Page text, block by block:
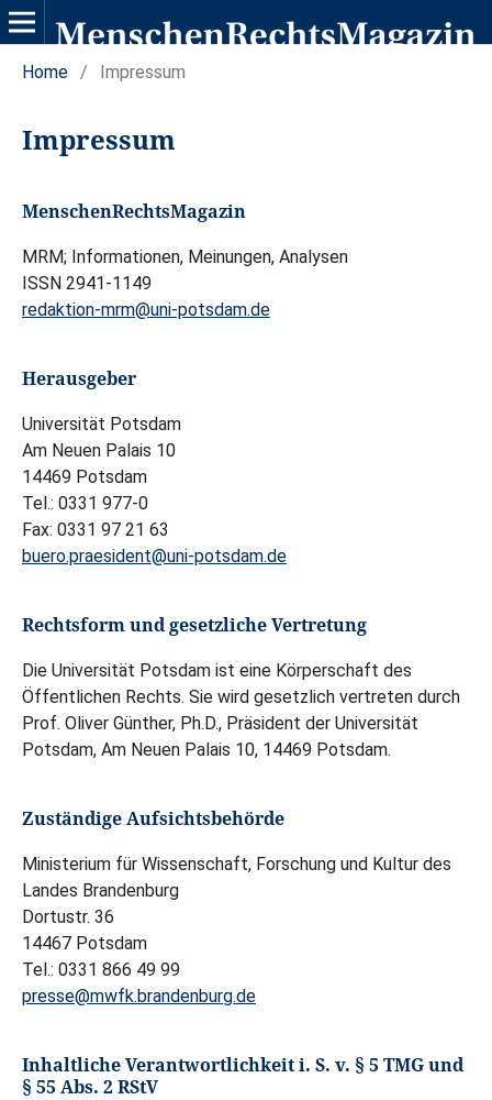
Home / Impressum
Impressum
MenschenRechtsMagazin
MRM; Informationen, Meinungen, Analysen
ISSN 2941-1149
redaktion-mrm@uni-potsdam.de
Herausgeber
Universität Potsdam
Am Neuen Palais 10
14469 Potsdam
Tel.: 0331 977-0
Fax: 0331 97 21 63
buero.praesident@uni-potsdam.de
Rechtsform und gesetzliche Vertretung
Die Universität Potsdam ist eine Körperschaft des
Öffentlichen Rechts. Sie wird gesetzlich vertreten durch
Prof. Oliver Günther, Ph.D., Präsident der Universität
Potsdam, Am Neuen Palais 10, 14469 Potsdam.
Zuständige Aufsichtsbehörde
Ministerium für Wissenschaft, Forschung und Kultur des
Landes Brandenburg
Dortustr. 36
14467 Potsdam
Tel.: 0331 866 49 99
presse@mwfk.brandenburg.de
Inhaltliche Verantwortlichkeit i. S. v. § 5 TMG und
§ 55 Abs. 2 RStV